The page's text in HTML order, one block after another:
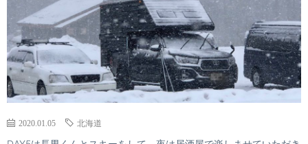
2020.01.05 北海道